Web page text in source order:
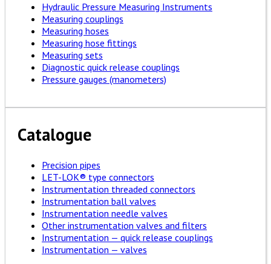
Hydraulic Pressure Measuring Instruments
Measuring couplings
Measuring hoses
Measuring hose fittings
Measuring sets
Diagnostic quick release couplings
Pressure gauges (manometers)
Catalogue
Precision pipes
LET-LOK® type connectors
Instrumentation threaded connectors
Instrumentation ball valves
Instrumentation needle valves
Other instrumentation valves and filters
Instrumentation — quick release couplings
Instrumentation — valves